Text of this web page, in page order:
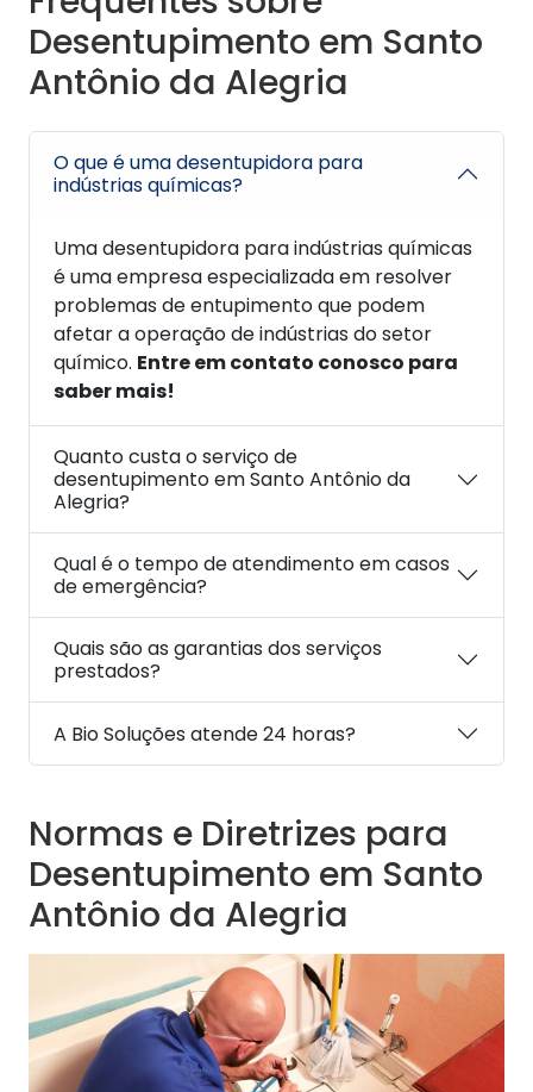
Desentupimento em Santo
Antônio da Alegria
O que é uma desentupidora para
indústrias químicas?
Uma desentupidora para indústrias químicas
é uma empresa especializada em resolver
problemas de entupimento que podem
afetar a operação de indústrias do setor
químico. Entre em contato conosco para
saber mais!
Quanto custa o serviço de
desentupimento em Santo Antônio da
Alegria?
Qual é o tempo de atendimento em casos
de emergência?
Quais são as garantias dos serviços
prestados?
A Bio Soluções atende 24 horas?
Normas e Diretrizes para
Desentupimento em Santo
Antônio da Alegria